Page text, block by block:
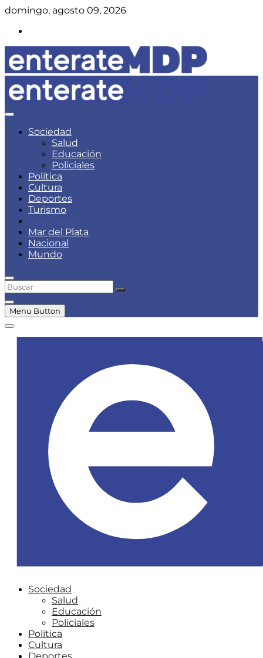
Skip
content
domingo, agosto 09, 2026
Enterate Mar del Plata
Noticias de Mar del Plata
Sociedad
Salud
Educación
Policiales
Política
Cultura
Deportes
Turismo
Mar del Plata
Nacional
Mundo
Buscar
Menu Button
Sociedad
Salud
Educación
Policiales
Política
Cultura